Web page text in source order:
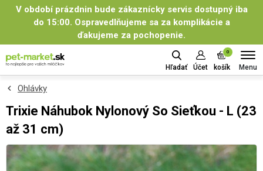
V období prázdnin bude zákaznícky servis dostupný iba
do 15:00. Ospravedlňujeme sa za komplikácie a
ďakujeme za pochopenie.
Hľadať Účet
0
košík Menu
Ohlávky
Trixie Náhubok Nylonový So Sieťkou - L (23
až 31 cm)